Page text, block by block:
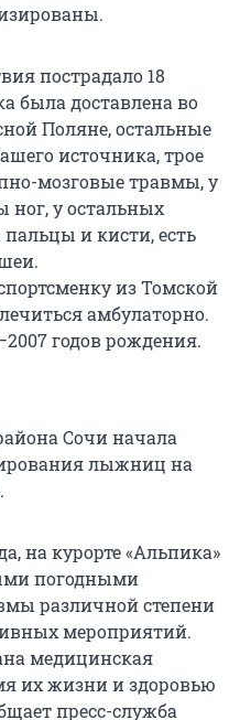
пострадало 18
была доставлена во
Поляне, остальные
источника, трое
мозговые травмы, у
у остальных
и кисти, есть
из Томской
амбулаторно.
годов рождения.
Сочи начала
лыжниц на
на курорте «Альпика»
погодными
различной степени
мероприятий.
медицинская
их жизни и здоровью
пресс-служба